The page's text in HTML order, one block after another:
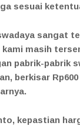
sesuai
sangat
kami masih
pabrik-pabrik
berkisar Rp600
kepastian